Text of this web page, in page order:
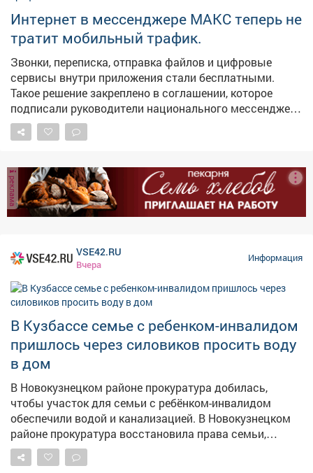
активнее включаться в жизнь своих городов и
поселков. Тем самым - связывают свое будущее с
Кузбассом. В следующем году откроем такое же
пространство в Киселевске.
Интернет в мессенджере МАКС теперь не
тратит мобильный трафик.
Звонки, переписка, отправка файлов и цифровые
сервисы внутри приложения стали бесплатными.
Такое решение закреплено в соглашении, которое
подписали руководители национального мессенджера
и крупнейших операторов связи.
реклама
VSE42.RU
Вчера
Информация
В Кузбассе семье с ребенком-инвалидом
пришлось через силовиков просить воду
в дом
В Новокузнецком районе прокуратура добилась,
чтобы участок для семьи с ребёнком-инвалидом
обеспечили водой и канализацией. В Новокузнецком
районе прокуратура восстановила права семьи,
воспитывающей ребёнка с ограниченными
возможностями здоровья. Как сообщает прокуратура